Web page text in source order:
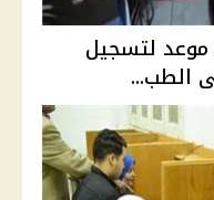
2026.. آخر موعد لتسجيل
الطب...